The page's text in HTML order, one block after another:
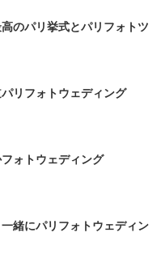
のパリ挙式とパリフォトツ
リフォトウェディング
ォトウェディング
緒にパリフォトウェディン